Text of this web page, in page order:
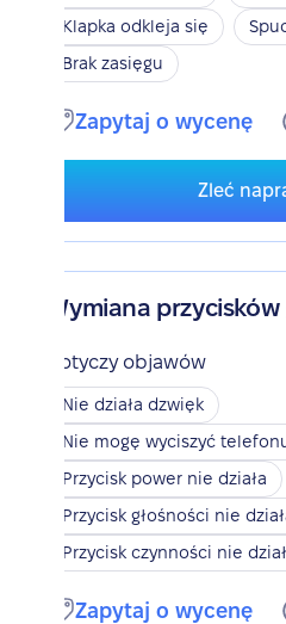
Klapka odkleja się
Brak zasięgu
Zapytaj o wycenę
Zleć
Wymiana
Dotyczy objawów
Nie działa dzwięk
Nie mogę wyciszyć
Przycisk power nie działa
Przycisk głośności nie
Przycisk czynności nie
Zapytaj o wycenę